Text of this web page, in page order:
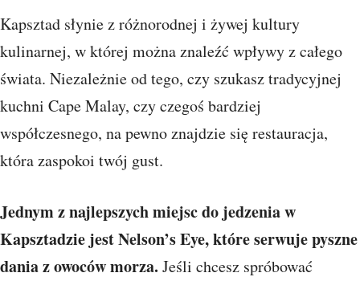
Kapsztad słynie z różnorodnej i żywej kultury
kulinarnej, w której można znaleźć wpływy z całego
świata. Niezależnie od tego, czy szukasz tradycyjnej
kuchni Cape Malay, czy czegoś bardziej
współczesnego, na pewno znajdzie się restauracja,
która zaspokoi twój gust.
Jednym z najlepszych miejsc do jedzenia w
Kapsztadzie jest Nelson’s Eye, które serwuje pyszne
dania z owoców morza. Jeśli chcesz spróbować